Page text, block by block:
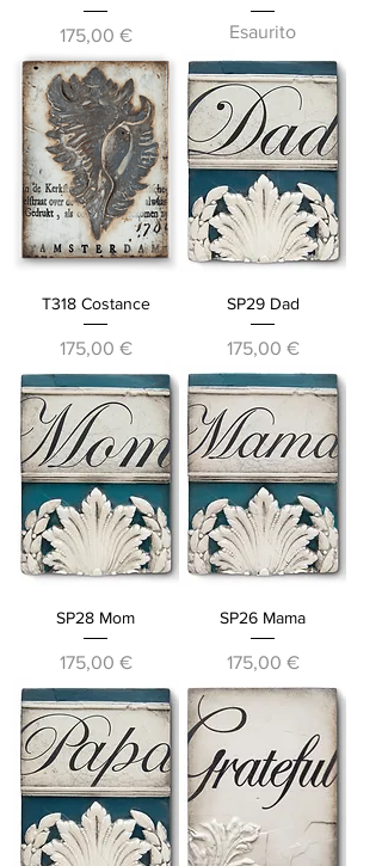
Prezzo
175,00 € Esaurito
T318 Costance
Prezzo
175,00 €
SP29 Dad
Prezzo
175,00 €
SP28 Mom
Prezzo
175,00 €
SP26 Mama
Prezzo
175,00 €